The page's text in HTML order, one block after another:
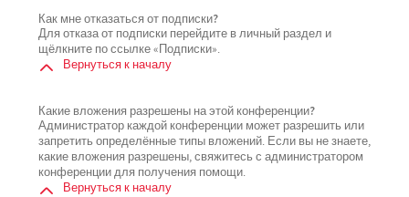
Как мне отказаться от подписки?
Для отказа от подписки перейдите в личный раздел и
щёлкните по ссылке «Подписки».
Вернуться к началу
Какие вложения разрешены на этой конференции?
Администратор каждой конференции может разрешить или
запретить определённые типы вложений. Если вы не знаете,
какие вложения разрешены, свяжитесь с администратором
конференции для получения помощи.
Вернуться к началу